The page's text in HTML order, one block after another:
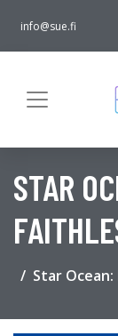
info@sue.fi
STAR
Star